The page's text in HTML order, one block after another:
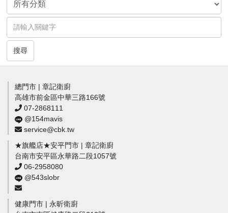
搜尋
總門市 | 章記衛廚
高雄市前金區中華三路166號
07-2868111
@154mavis
service@cbk.tw
★旗艦店★安平門市 | 章記衛廚
台南市安平區永華路二段1057號
06-2958080
@543slobr
健康門市 | 永昕衛廚